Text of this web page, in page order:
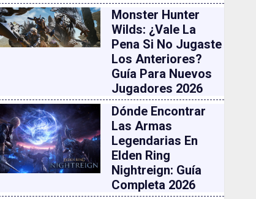
Monster Hunter
Wilds: ¿vale La
Pena Si No Jugaste
Los Anteriores?
Guía Para Nuevos
Jugadores 2026
Dónde Encontrar
Las Armas
Legendarias En
Elden Ring
Nightreign: Guía
Completa 2026